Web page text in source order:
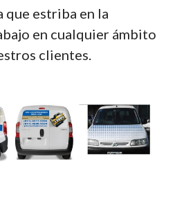
que estriba en la
en cualquier ámbito
clientes.